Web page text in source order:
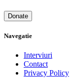
Donate
Navegatie
Interviuri
Contact
Privacy Policy